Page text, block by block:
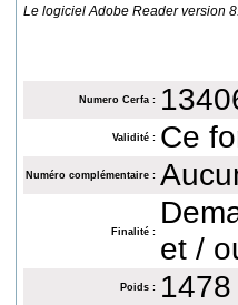
Le logiciel Adobe Reader version
Numero Cerfa :
Validité :
Numéro complémentaire :
Finalité : et /
Poids :